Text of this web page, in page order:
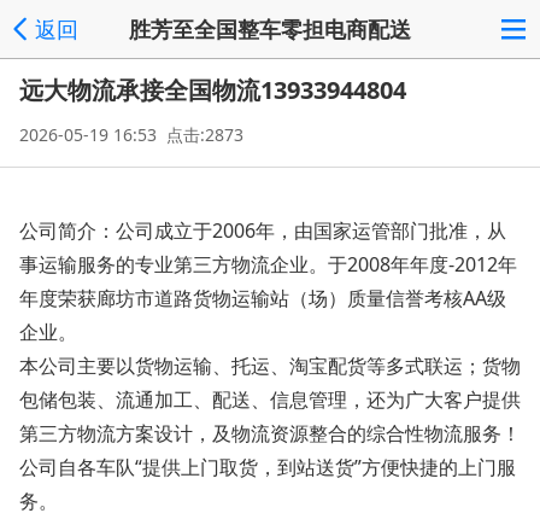
返回 胜芳至全国整车零担电商配送
远大物流承接全国物流13933944804
2026-05-19 16:53 点击:2873
公司简介：公司成立于2006年，由国家运管部门批准，从
事运输服务的专业第三方物流企业。于2008年年度-2012年
年度荣获廊坊市道路货物运输站（场）质量信誉考核AA级
企业。
本公司主要以货物运输、托运、淘宝配货等多式联运；货物
包储包装、流通加工、配送、信息管理，还为广大客户提供
第三方物流方案设计，及物流资源整合的综合性物流服务！
公司自各车队“提供上门取货，到站送货”方便快捷的上门服
务。